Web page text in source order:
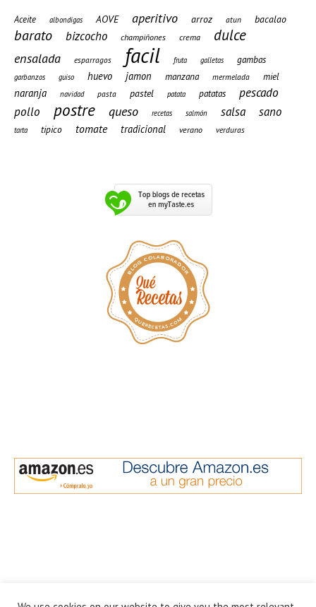
Aceite albondigas AOVE aperitivo arroz atun bacalao
barato bizcocho champiñones crema dulce
ensalada esparragos facil fruta galletas gambas
garbanzos guiso huevo jamon manzana mermelada miel
naranja navidad pasta pastel patata patatas pescado
pollo postre queso recetas salmón salsa sano
tarta tipico tomate tradicional verano verduras